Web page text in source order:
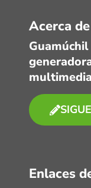
Acerca
Enlaces